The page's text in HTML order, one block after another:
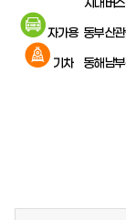
시내버
자가용 동부산
기차 동해남